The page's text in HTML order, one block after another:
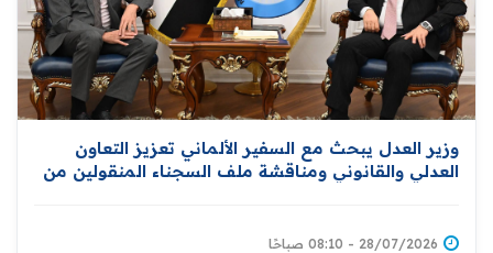
وزير العدل يبحث مع السفير الألماني تعزيز التعاون
العدلي والقانوني ومناقشة ملف السجناء المنقولين من
28/07/2026 - 08:10 صباحًا